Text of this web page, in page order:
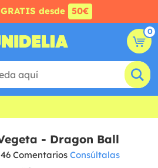
GRATIS desde 50€
0
- Dragon Ball
46 Comentarios Consúltalas